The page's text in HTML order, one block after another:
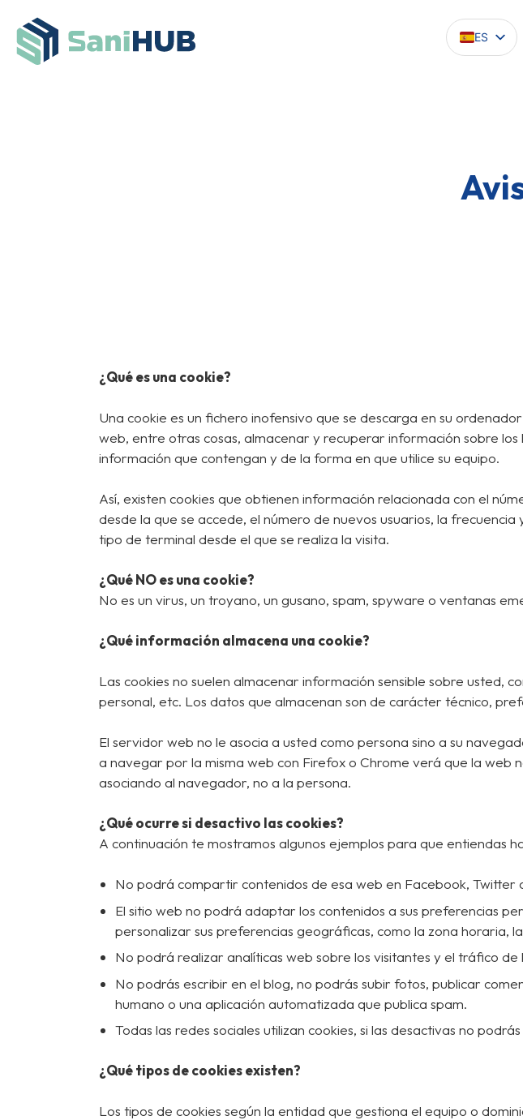
ES
¿Qué es una cookie?
Una cookie es un fichero inofensivo que se descarga en su
web, entre otras cosas, almacenar y recuperar información sobre
información que contengan y de la forma en que utilice su equipo.
Así, existen cookies que obtienen información relacionada con el
desde la que se accede, el número de nuevos usuarios, la
tipo de terminal desde el que se realiza la visita.
¿Qué NO es una cookie?
No es un virus, un troyano, un gusano, spam, spyware o ventanas
¿Qué información almacena una cookie?
Las cookies no suelen almacenar información sensible sobre
personal, etc. Los datos que almacenan son de carácter técnico,
El servidor web no le asocia a usted como persona sino a su
a navegar por la misma web con Firefox o Chrome verá que la web
asociando al navegador, no a la persona.
¿Qué ocurre si desactivo las cookies?
A continuación te mostramos algunos ejemplos para que entiendas
No podrá compartir contenidos de esa web en Facebook, Twitter
El sitio web no podrá adaptar los contenidos a sus preferencias
personalizar sus preferencias geográficas, como la zona horaria,
No podrá realizar analíticas web sobre los visitantes y el tráfico
No podrás escribir en el blog, no podrás subir fotos, publicar
humano o una aplicación automatizada que publica spam.
Todas las redes sociales utilizan cookies, si las desactivas no
¿Qué tipos de cookies existen?
Los tipos de cookies según la entidad que gestiona el equipo o